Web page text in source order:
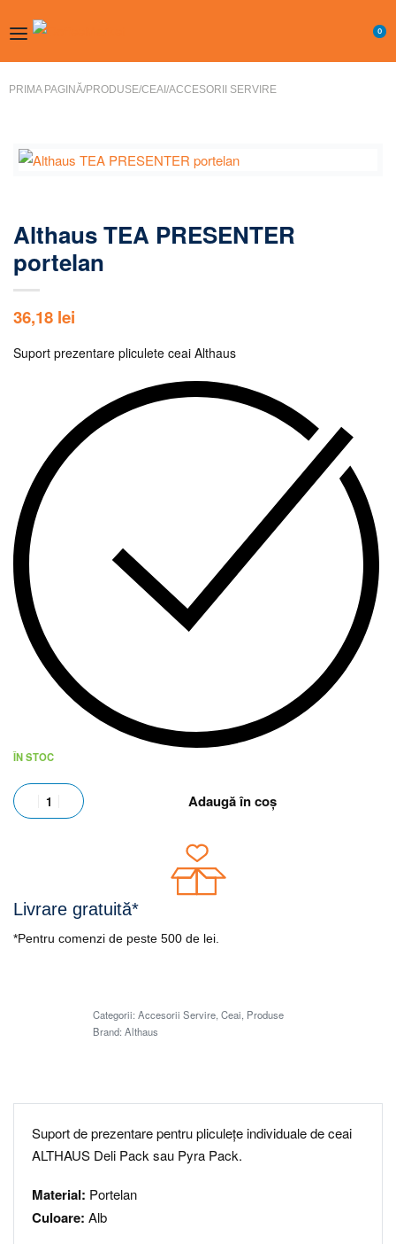
0
PRIMA PAGINĂ/PRODUSE/CEAI /ACCESORII SERVIRE
Althaus TEA PRESENTER
portelan
36,18 lei
Suport prezentare pliculete ceai Althaus
ÎN STOC
Adaugă în coș
Livrare gratuită*
*Pentru comenzi de peste 500 de lei.
Categorii: Accesorii Servire, Ceai, Produse
Brand: Althaus
Suport de prezentare pentru pliculețe individuale de ceai
ALTHAUS Deli Pack sau Pyra Pack.
Material: Portelan
Culoare: Alb